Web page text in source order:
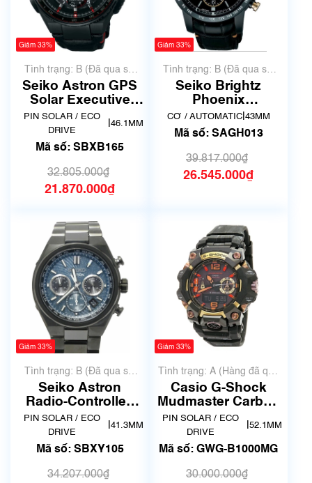
Giảm 33%
Tình trạng: B (Đã qua sử
dụng, hàng đẹp, có chút
xước dăm)
Seiko Astron GPS
Solar Executive
Line Honda NSX
Limited Edition
SBXB165
PIN SOLAR / ECO
DRIVE
46.1MM
Mã số: SBXB165
32.805.000₫
21.870.000₫
Giảm 33%
Tình trạng: B (Đã qua sử
dụng, hàng đẹp, có chút
xước dăm)
Seiko Brightz
Phoenix
Mechanical
SAGH013
CƠ / AUTOMATIC| 43MM
Mã số: SAGH013
39.817.000₫
26.545.000₫
Giảm 33%
Tình trạng: B (Đã qua sử
dụng, hàng đẹp, có chút
xước dăm)
Seiko Astron
Radio-Controlled
Solar Titanium
SBXY105
PIN SOLAR / ECO
DRIVE
41.3MM
Mã số: SBXY105
34.207.000₫
Giảm 33%
Tình trạng: A (Hàng đã qua
sử dụng nhưng rất đẹp,
không có xước)
Casio G-Shock
Mudmaster Carbon
Core Guard GWG-
B1000MG
PIN SOLAR / ECO
DRIVE
52.1MM
Mã số: GWG-B1000MG
30.000.000₫